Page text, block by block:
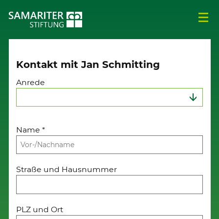
Kontakt mit Jan Schmitting
Anrede
Name*
Straße und Hausnummer
PLZ und Ort